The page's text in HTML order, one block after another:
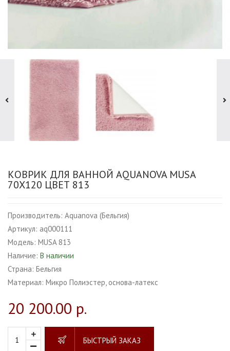
КОВРИК ДЛЯ ВАННОЙ AQUANOVA MUSA
70X120 ЦВЕТ 813
Производитель: Aquanova (Бельгия)
Артикул: aq000111
Модель: MUSA 813
Наличие: В наличии
Страна: Бельгия
Материал: Микро Полиэстер, основа-латекс
20 200.00 р.
БЫСТРЫЙ ЗАКАЗ